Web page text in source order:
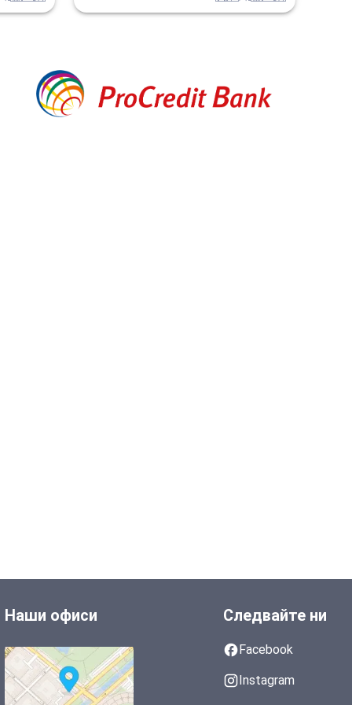
Наши офиси Следвайте ни
Facebook
Instagram